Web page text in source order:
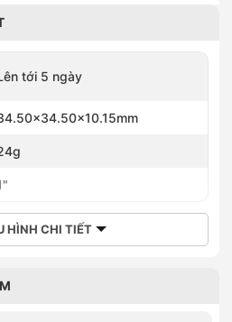
tới 5 ngày
HÌNH CHI TIẾT